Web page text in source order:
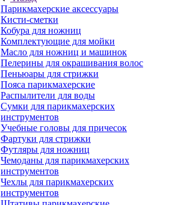
Парикмахерские аксессуары
Кисти-сметки
Кобура для ножниц
Комплектующие для мойки
Масло для ножниц и машинок
Пелерины для окрашивания волос
Пеньюары для стрижки
Пояса парикмахерские
Распылители для воды
Сумки для парикмахерских
инструментов
Учебные головы для причесок
Фартуки для стрижки
Футляры для ножниц
Чемоданы для парикмахерских
инструментов
Чехлы для парикмахерских
инструментов